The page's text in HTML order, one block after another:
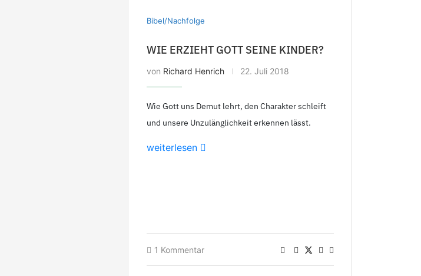
Bibel/Nachfolge
WIE ERZIEHT GOTT SEINE KINDER?
von Richard Henrich 22. Juli 2018
Wie Gott uns Demut lehrt, den Charakter schleift
und unsere Unzulänglichkeit erkennen lässt.
weiterlesen
1 Kommentar